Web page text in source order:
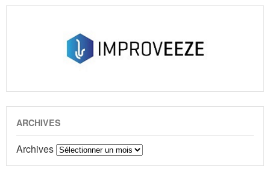
ARCHIVES
Archives